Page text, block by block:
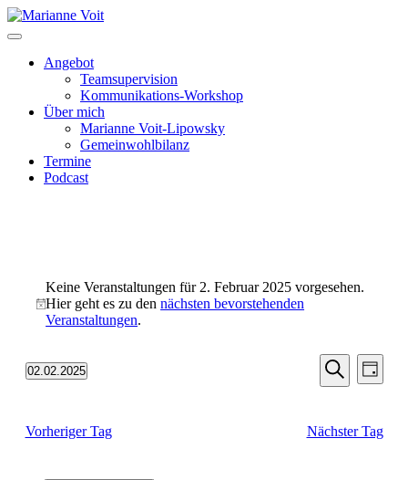
Skip
to
Angebot
Teamsupervision
Kommunikations-Workshop
Über mich
Marianne Voit-Lipowsky
Gemeinwohlbilanz
Termine
Podcast
für
2025
Hinweis
Keine Veranstaltungen für 2. Februar 2025 vorgesehen.
Hier geht es zu dennächsten bevorstehenden
Veranstaltungen.
Suche
Suche
Tag
02.02.2025
Vorheriger Tag
Nächster Tag